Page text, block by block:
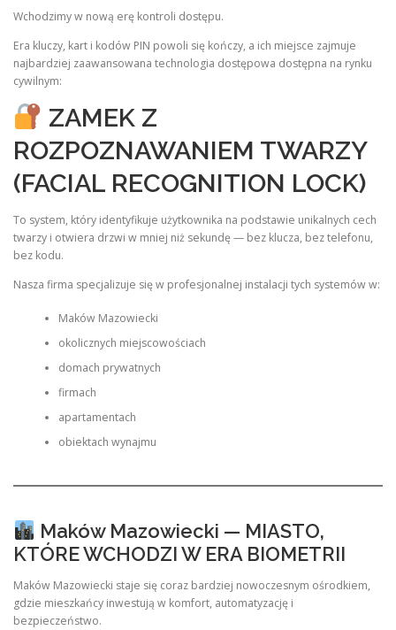
Wchodzimy w nową erę kontroli dostępu.
Era kluczy, kart i kodów PIN powoli się kończy, a ich miejsce zajmuje
najbardziej zaawansowana technologia dostępowa dostępna na rynku
cywilnym:
ZAMEK Z
ROZPOZNAWANIEM TWARZY
(FACIAL RECOGNITION LOCK)
To system, który identyfikuje użytkownika na podstawie unikalnych cech
twarzy i otwiera drzwi w mniej niż sekundę — bez klucza, bez telefonu,
bez kodu.
Nasza firma specjalizuje się w profesjonalnej instalacji tych systemów w:
Maków Mazowiecki
okolicznych miejscowościach
domach prywatnych
firmach
apartamentach
obiektach wynajmu
Maków Mazowiecki — MIASTO,
KTÓRE WCHODZI W ERA BIOMETRII
Maków Mazowiecki staje się coraz bardziej nowoczesnym ośrodkiem,
gdzie mieszkańcy inwestują w komfort, automatyzację i
bezpieczeństwo.